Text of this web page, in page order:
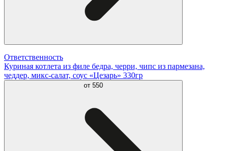
Ответственность
Куриная котлета из филе бедра, черри, чипс из пармезана,
чеддер, микс-салат, соус «Цезарь» 330гр
от 550